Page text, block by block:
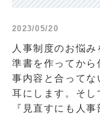
2023/05/20
人事制度のお悩
準書を作ってか
事内容と合ってな
耳にします。そ
『見直すにも人